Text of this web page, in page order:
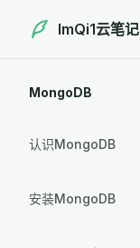
Skip to content
ImQi1云笔记
MongoDB
认识MongoDB
安装MongoDB